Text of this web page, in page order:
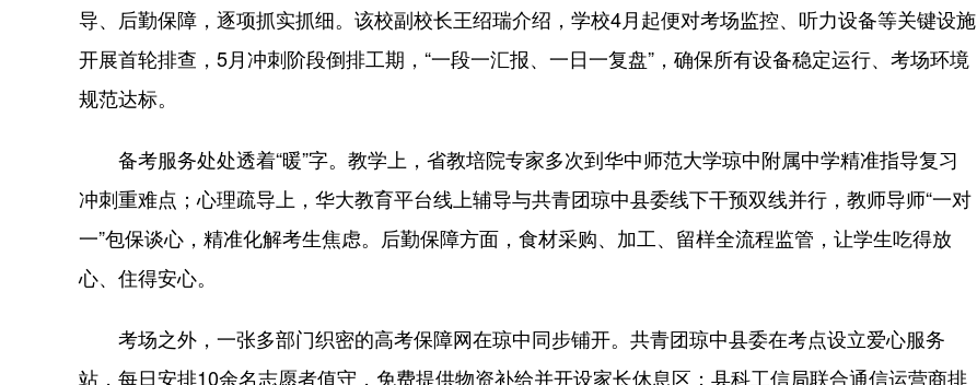
导、后勤保障，逐项抓实抓细。该校副校长王绍瑞介绍，学校4月起便对考场监控、听力设备等关键设施
开展首轮排查，5月冲刺阶段倒排工期，“一段一汇报、一日一复盘”，确保所有设备稳定运行、考场环境
规范达标。
备考服务处处透着“暖”字。教学上，省教培院专家多次到华中师范大学琼中附属中学精准指导复习
冲刺重难点；心理疏导上，华大教育平台线上辅导与共青团琼中县委线下干预双线并行，教师导师“一对
一”包保谈心，精准化解考生焦虑。后勤保障方面，食材采购、加工、留样全流程监管，让学生吃得放
心、住得安心。
考场之外，一张多部门织密的高考保障网在琼中同步铺开。共青团琼中县委在考点设立爱心服务
站，每日安排10余名志愿者值守，免费提供物资补给并开设家长休息区；县科工信局联合通信运营商排